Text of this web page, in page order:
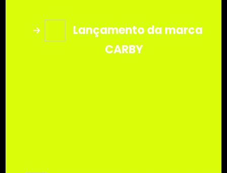
Lançamento da marca
CARBY